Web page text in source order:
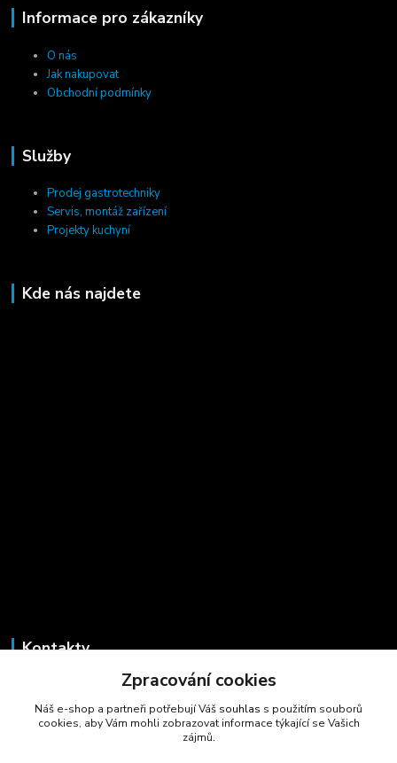
Informace pro zákazníky
O nás
Jak nakupovat
Obchodní podmínky
Služby
Prodej gastrotechniky
Servis, montáž zařízení
Projekty kuchyní
Kde nás najdete
Kontakty
+420 723 725 881
(Po-Pá, 8-16 hod.)
Zpracování cookies
Náš e-shop a partneři potřebují Váš souhlas s použitím souborů
cookies, aby Vám mohli zobrazovat informace týkající se Vašich
zájmů.